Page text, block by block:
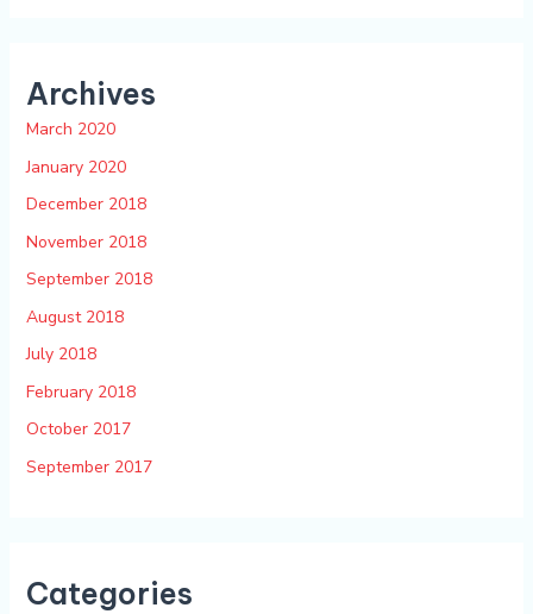
Archives
March 2020
January 2020
December 2018
November 2018
September 2018
August 2018
July 2018
February 2018
October 2017
September 2017
Categories